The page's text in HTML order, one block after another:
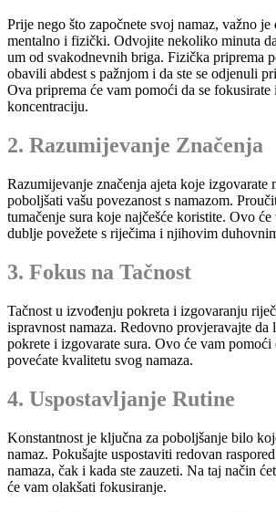
Prije nego što započnete svoj namaz, važno je
mentalno i fizički. Odvojite nekoliko minuta
um od svakodnevnih briga. Fizička priprema
obavili abdest s pažnjom i da ste se odjenuli
Ova priprema će vam pomoći da se fokusirate
koncentraciju.
2. Razumijevanje Značenja
Razumijevanje značenja ajeta koje izgovarate
poboljšati vašu povezanost s namazom.
tumačenje sura koje najčešće koristite. Ovo
dublje povežete s riječima i njihovim
3. Fokus na Tačnost
Tačnost u izvođenju pokreta i izgovaranju
ispravnost namaza. Redovno provjeravajte
pokrete i izgovarate sura. Ovo će vam pomoći
povećate kvalitetu svog namaza.
4. Uspostavljanje Rutine
Konstantnost je ključna za poboljšanje bilo
namaz. Pokušajte uspostaviti redovan
namaza, čak i kada ste zauzeti. Na taj način
će vam olakšati fokusiranje.